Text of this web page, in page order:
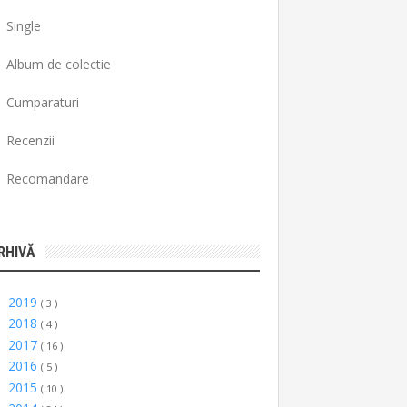
Single
Album de colectie
Cumparaturi
Recenzii
Recomandare
2019 ( 3 )
2018 ( 4 )
2017 ( 16 )
2016 ( 5 )
2015 ( 10 )